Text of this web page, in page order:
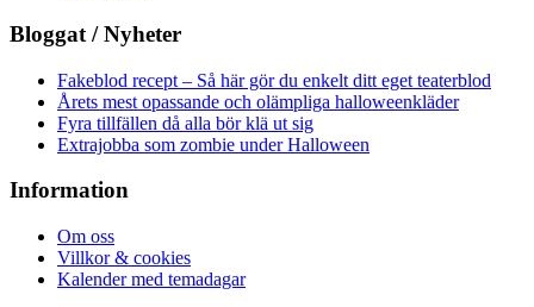
Bloggat / Nyheter
Fakeblod recept – Så här gör du enkelt ditt eget teaterblod
Årets mest opassande och olämpliga halloweenkläder
Fyra tillfällen då alla bör klä ut sig
Extrajobba som zombie under Halloween
Information
Om oss
Villkor & cookies
Kalender med temadagar